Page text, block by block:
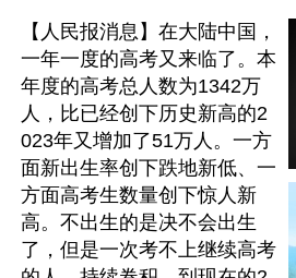
【人民报消息】在大陆中国，
一年一度的高考又来临了。本
年度的高考总人数为1342万
人，比已经创下历史新高的2
023年又增加了51万人。一方
面新出生率创下跌地新低、一
方面高考生数量创下惊人新
高。不出生的是决不会出生
了，但是一次考不上继续高考